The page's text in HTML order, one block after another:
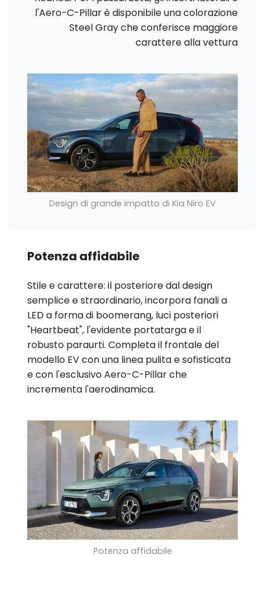
l'Aero-C-Pillar è disponibile una colorazione
Steel Gray che conferisce maggiore
carattere alla vettura
Design di grande impatto di Kia Niro EV
Potenza affidabile
Stile e carattere: il posteriore dal design
semplice e straordinario, incorpora fanali a
LED a forma di boomerang, luci posteriori
"Heartbeat", l'evidente portatarga e il
robusto paraurti. Completa il frontale del
modello EV con una linea pulita e sofisticata
e con l'esclusivo Aero-C-Pillar che
incrementa l'aerodinamica.
Potenza affidabile